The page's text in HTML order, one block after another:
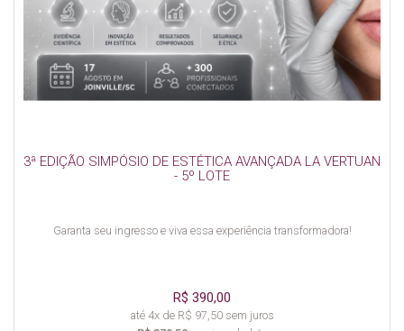
3ª EDIÇÃO SIMPÓSIO DE ESTÉTICA AVANÇADA LA VERTUAN
- 5º LOTE
Garanta seu ingresso e viva essa experiência transformadora!
R$ 390,00
até 4x de R$ 97,50 sem juros